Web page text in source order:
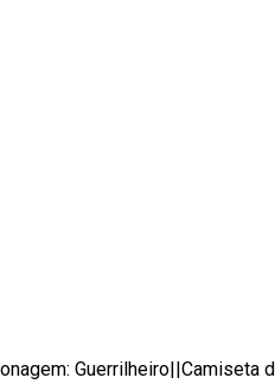
Guerrilheiro||Camiseta